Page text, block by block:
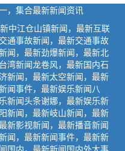
，集合最新新闻资讯
中江仓山镇新闻，最新互联
通事故新闻，最新交通事故
闻，最新劲爆新闻，最新北
湾新闻龙卷风，最新国内石
新闻，最新太空新闻，最新
闻事件，最新娱乐新闻八
新闻头条谢娜，最新娱乐新
新闻，最新岐山新闻，最新
新影视新闻，最新播音新闻
闻，最新新闻事件，最新新
国内，最新新闻国内外大事